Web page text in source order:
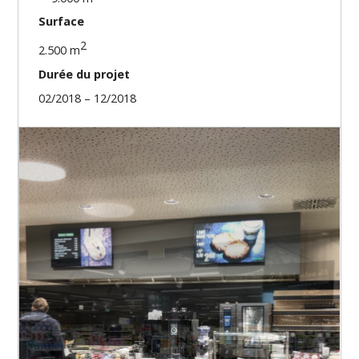
Surface
2.500 m2
Durée du projet
02/2018 – 12/2018
Nos missions
Ingénieur Génie Technique pour les installations
techniques chauffage / ventilation / climatisation /
sanitaire / courant fort et courant faible
Autorisations
Phase d’appel d’offres et d’exécution
Soumissions et attribution des marchés
Suivi des travaux, suivi financier et réceptions